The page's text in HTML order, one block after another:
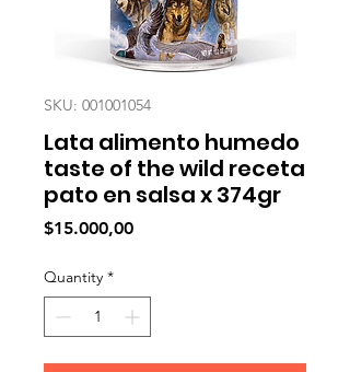
SKU: 001001054
Lata alimento humedo
taste of the wild receta
pato en salsa x 374gr
$15.000,00Price
Quantity *